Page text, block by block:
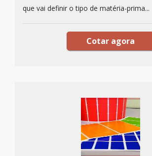
que vai definir o tipo de matéria-prima...
Cotar agora